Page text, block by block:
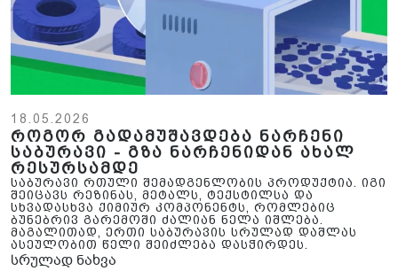
18.05.2026
როგორ გადამუშავდება ნარჩენი
საბურავი - გზა ნარჩენიდან ახალ
რესურსამდე
საბურავი რთული შემადგენლობის პროდუქტია. იგი
შეიცავს რეზინას, მეტალს, ტექსტილსა და
სხვადასხვა ქიმიურ კომპონენტს, რომლებიც
ბუნებრივ გარემოში ძალიან ნელა იშლება.
მაგალითად, ერთი საბურავის სრულად დაშლას
ასეულობით წელი შეიძლება დასჭირდეს.
სრულად ნახვა